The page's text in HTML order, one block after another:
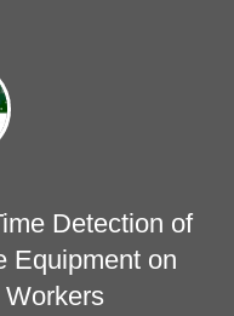
Detection of
Equipment on